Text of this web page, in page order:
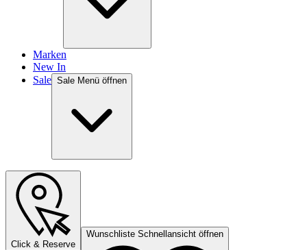
Marken
New In
Sale Sale Menü öffnen
Click & Reserve
Wunschliste Schnellansicht öffnen